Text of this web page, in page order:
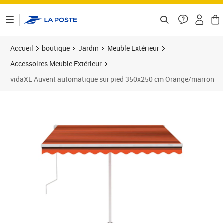
Accueil boutique Jardin
Meuble Extérieur
Accessoires Meuble Extérieur
vidaXL Auvent automatique sur pied 350x250 cm Orange/marron